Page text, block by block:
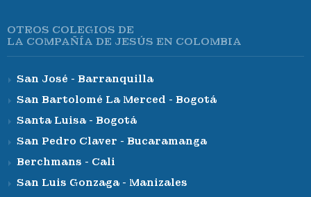
OTROS COLEGIOS DE
LA COMPAÑÍA DE JESÚS EN COLOMBIA
San José - Barranquilla
San Bartolomé La Merced - Bogotá
Santa Luisa - Bogotá
San Pedro Claver - Bucaramanga
Berchmans - Cali
San Luis Gonzaga - Manizales